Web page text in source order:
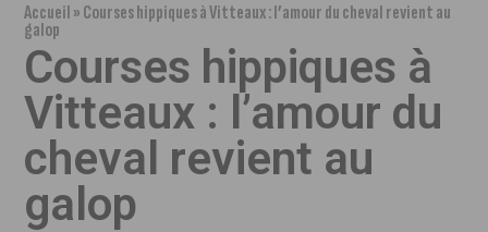
Accueil»Courses hippiques à Vitteaux : l’amour du cheval revient au
galop
Courses hippiques à
Vitteaux : l’amour du
cheval revient au
galop